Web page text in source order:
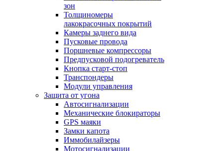
зон
Толщиномеры
лакокрасочных покрытий
Камеры заднего вида
Пусковые провода
Поршневые компрессоры
Предпусковой подогреватель
Кнопка старт-стоп
Транспондеры
Модули управления
Защита от угона
Автосигнализации
Механические блoкираторы
GPS маяки
Замки капота
Иммобилайзеры
Мотосигнализации